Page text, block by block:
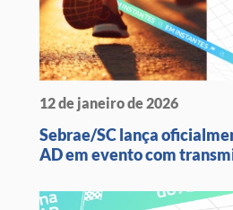
12 de janeiro de 2026
Sebrae/SC lança
AD em evento com